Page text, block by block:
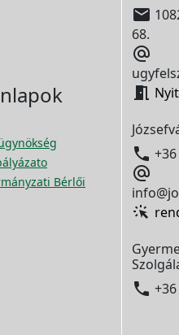
Bérlői

68.




